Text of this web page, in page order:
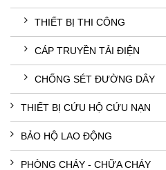
THIẾT BỊ THI CÔNG
CÁP TRUYỀN TẢI ĐIỆN
CHỐNG SÉT ĐƯỜNG DÂY
THIẾT BỊ CỨU HỘ CỨU NẠN
BẢO HỘ LAO ĐỘNG
PHÒNG CHÁY - CHỮA CHÁY